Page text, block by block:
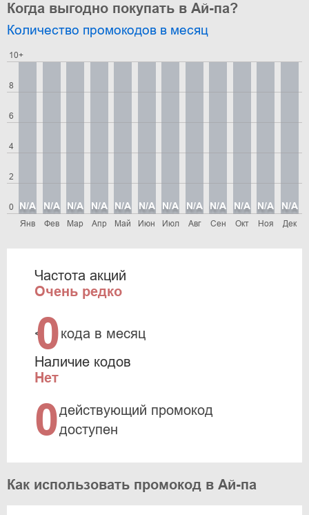
Когда выгодно покупать в Ай-па?
Количество промокодов в месяц
0
2
4
6
8
10+
Янв
N/A
Фев
N/A
Мар
N/A
Апр
N/A
Май
N/A
Июн
N/A
Июл
N/A
Авг
N/A
Сен
N/A
Окт
N/A
Ноя
N/A
Дек
N/A
Частота акций
Очень редко
<0кода в месяц
Наличие кодов
Нет
0действующий промокод
доступен
Как использовать промокод в Ай-па